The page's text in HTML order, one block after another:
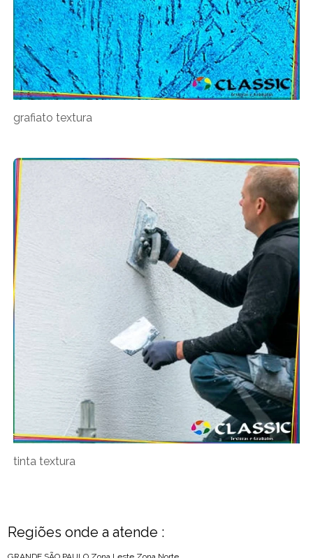
grafiato textura
tinta textura
Regiões onde a atende :